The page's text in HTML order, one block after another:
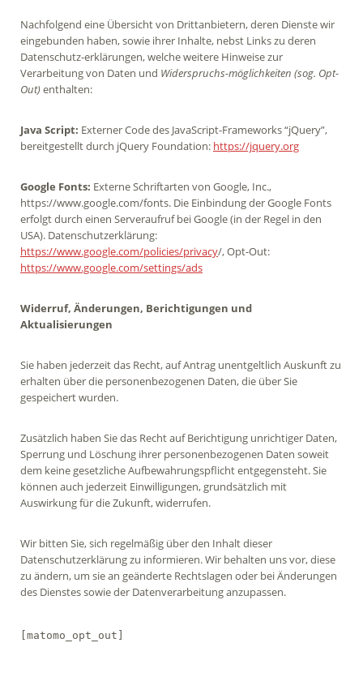
Nachfolgend eine Übersicht von Drittanbietern, deren Dienste wir
eingebunden haben, sowie ihrer Inhalte, nebst Links zu deren
Datenschutz-erklärungen, welche weitere Hinweise zur
Verarbeitung von Daten und Widerspruchs-möglichkeiten (sog. Opt-
Out)enthalten:
Java Script: Externer Code des JavaScript-Frameworks “jQuery”,
bereitgestellt durch jQuery Foundation: https://jquery.org
Google Fonts: Externe Schriftarten von Google, Inc.,
https://www.google.com/fonts. Die Einbindung der Google Fonts
erfolgt durch einen Serveraufruf bei Google (in der Regel in den
USA). Datenschutzerklärung:
https://www.google.com/policies/privacy/, Opt-Out:
https://www.google.com/settings/ads
Widerruf, Änderungen, Berichtigungen und
Aktualisierungen
Sie haben jederzeit das Recht, auf Antrag unentgeltlich Auskunft zu
erhalten über die personenbezogenen Daten, die über Sie
gespeichert wurden.
Zusätzlich haben Sie das Recht auf Berichtigung unrichtiger Daten,
Sperrung und Löschung ihrer personenbezogenen Daten soweit
dem keine gesetzliche Aufbewahrungspflicht entgegensteht. Sie
können auch jederzeit Einwilligungen, grundsätzlich mit
Auswirkung für die Zukunft, widerrufen.
Wir bitten Sie, sich regelmäßig über den Inhalt dieser
Datenschutzerklärung zu informieren. Wir behalten uns vor, diese
zu ändern, um sie an geänderte Rechtslagen oder bei Änderungen
des Dienstes sowie der Datenverarbeitung anzupassen.
[matomo_opt_out]